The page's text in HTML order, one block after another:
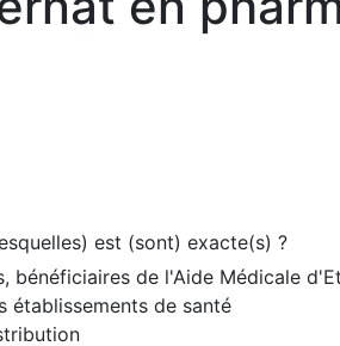
est (sont) exacte(s) ?
bénéficiaires de l'Aide Médicale
établissements de santé